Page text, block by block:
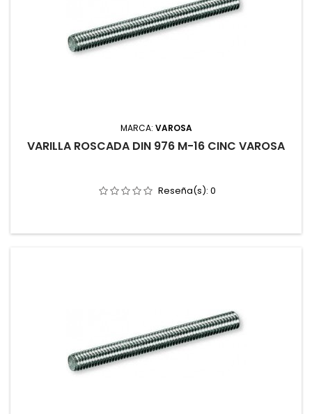
MARCA: VAROSA
VARILLA ROSCADA DIN 976 M-16 CINC VAROSA
Reseña(s): 0